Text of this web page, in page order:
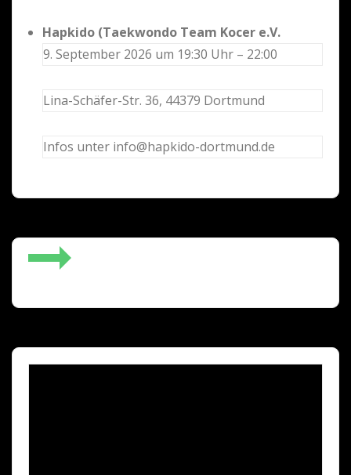
Hapkido (Taekwondo Team Kocer e.V.
9. September 2026 um 19:30 Uhr – 22:00
Lina-Schäfer-Str. 36, 44379 Dortmund
Infos unter info@hapkido-dortmund.de